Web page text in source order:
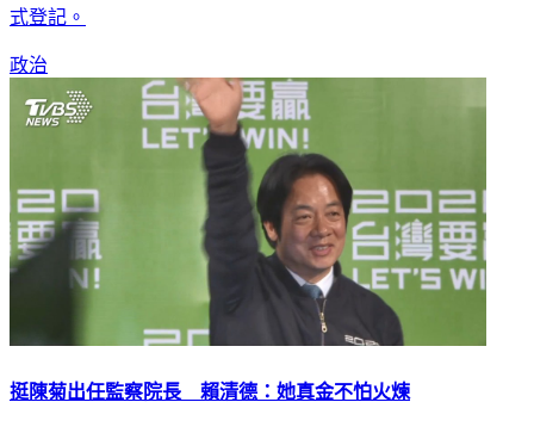
式登記。
政治
挺陳菊出任監察院長 賴清德：她真金不怕火煉